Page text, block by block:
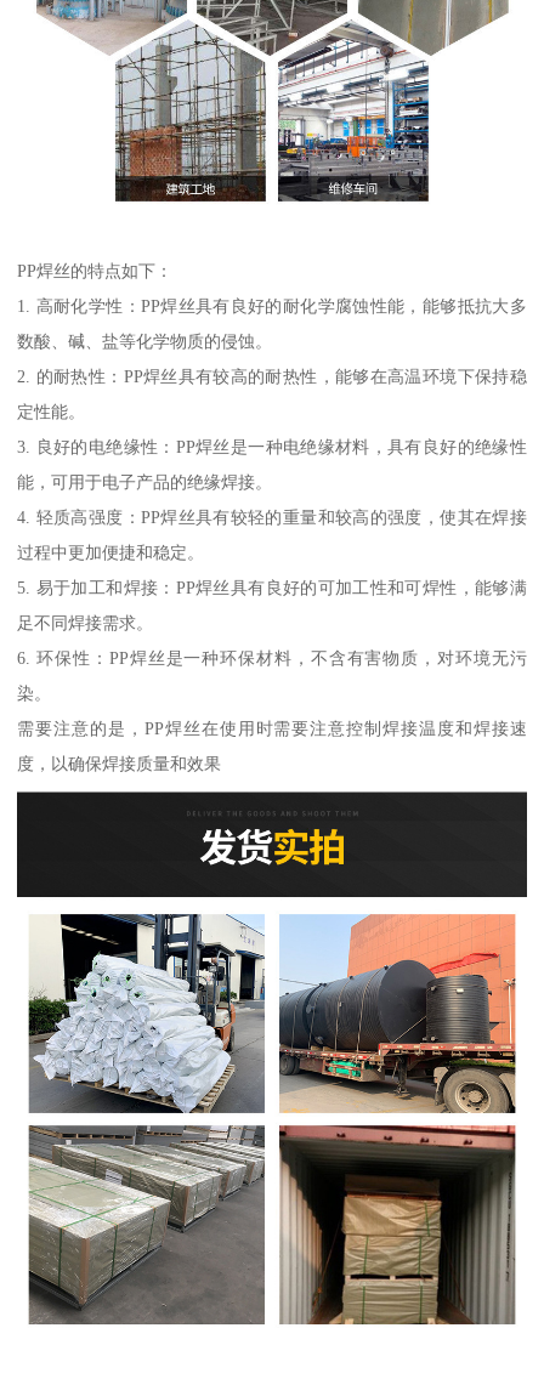
PP焊丝的特点如下：
1. 高耐化学性：PP焊丝具有良好的耐化学腐蚀性能，能够抵抗大多
数酸、碱、盐等化学物质的侵蚀。
2. 的耐热性：PP焊丝具有较高的耐热性，能够在高温环境下保持稳
定性能。
3. 良好的电绝缘性：PP焊丝是一种电绝缘材料，具有良好的绝缘性
能，可用于电子产品的绝缘焊接。
4. 轻质高强度：PP焊丝具有较轻的重量和较高的强度，使其在焊接
过程中更加便捷和稳定。
5. 易于加工和焊接：PP焊丝具有良好的可加工性和可焊性，能够满
足不同焊接需求。
6. 环保性：PP焊丝是一种环保材料，不含有害物质，对环境无污
染。
需要注意的是，PP焊丝在使用时需要注意控制焊接温度和焊接速
度，以确保焊接质量和效果